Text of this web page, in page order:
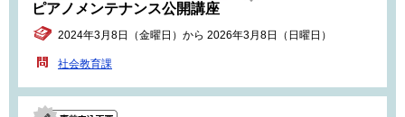
ピアノメンテナンス公開講座
2024年3月8日（金曜日）から 2026年3月8日（日曜日）
社会教育課